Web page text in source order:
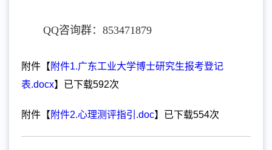
QQ咨询群：853471879
附件【 附件1.广东工业大学博士研究生报考登记
表.docx】已下载592次
附件【 附件2.心理测评指引.doc】已下载554次